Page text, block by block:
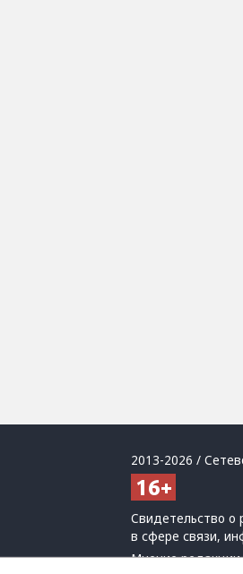
2013-2026 /
Свидетельство
в сфере связи,
Мнение редакции